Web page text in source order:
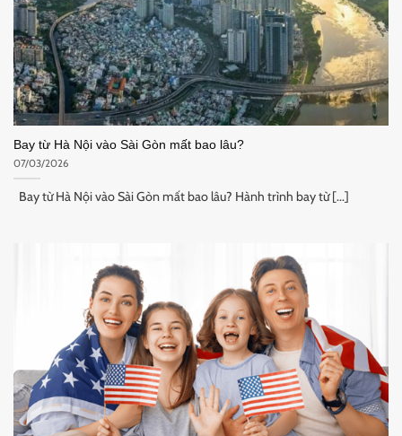
Bay từ Hà Nội vào Sài Gòn mất bao lâu?
07/03/2026
Bay từ Hà Nội vào Sài Gòn mất bao lâu? Hành trình bay từ [...]